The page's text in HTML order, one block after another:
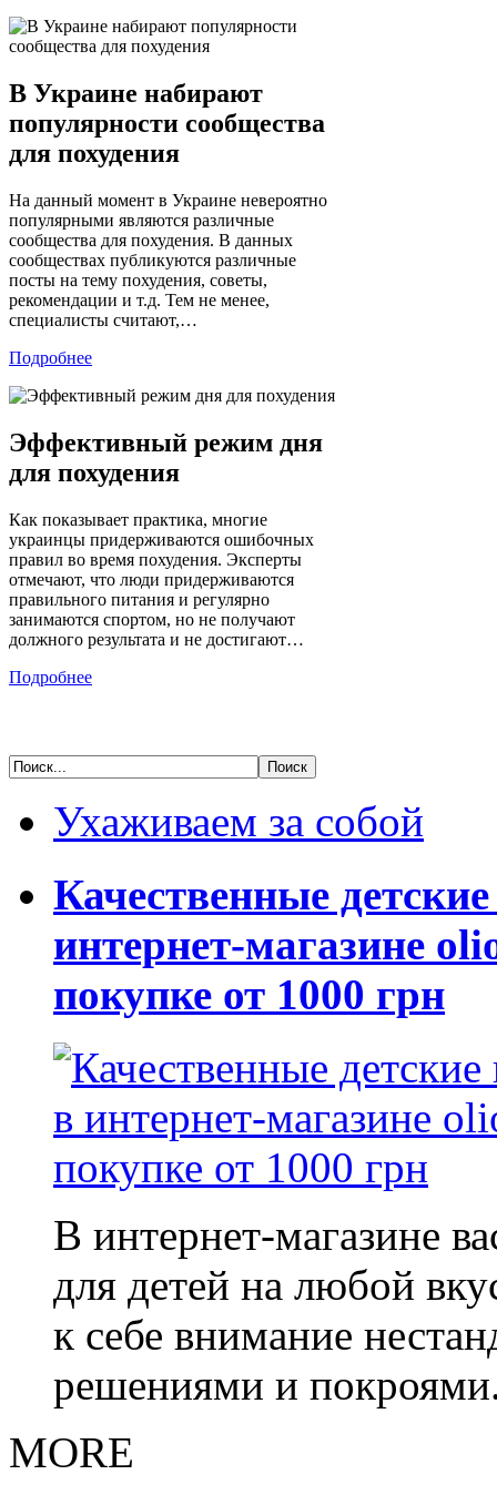
В Украине набирают
популярности сообщества
для похудения
На данный момент в Украине невероятно
популярными являются различные
сообщества для похудения. В данных
сообществах публикуются различные
посты на тему похудения, советы,
рекомендации и т.д. Тем не менее,
специалисты считают,…
Подробнее
Эффективный режим дня
для похудения
Как показывает практика, многие
украинцы придерживаются ошибочных
правил во время похудения. Эксперты
отмечают, что люди придерживаются
правильного питания и регулярно
занимаются спортом, но не получают
должного результата и не достигают…
Подробнее
Ухаживаем за собой
Качественные
интернет-магазине
покупке от 1000 грн
В интернет-магазине
для детей на любой
к себе внимание
решениями и
MORE